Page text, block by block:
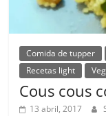
Comida de tupper
Recetas light
Cous cous
13 abril, 2017